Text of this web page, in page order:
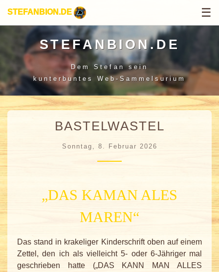
STEFANBION.DE ☰
STEFANBION.DE
Dem Stefan sein
kunterbuntes Web-Sammelsurium
BASTELWASTEL
Sonntag, 8. Februar 2026
„DAS KAMAN ALES
MAREN“
Das stand in krakeliger Kinderschrift oben auf einem
Zettel, den ich als vielleicht 5- oder 6-Jähriger mal
geschrieben hatte („DAS KANN MAN ALLES